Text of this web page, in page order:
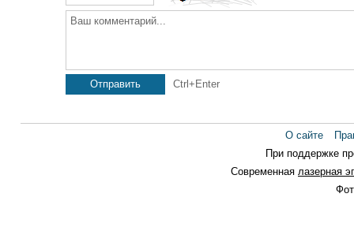
Ваш комментарий...
Отправить Ctrl+Enter
О сайте
При поддержке
Современная лазерная